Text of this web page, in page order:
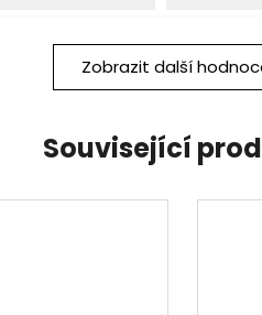
Zobrazit další
Související